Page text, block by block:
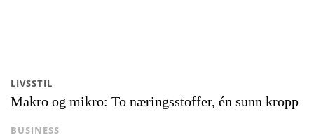
Makro og mikro: To næringsstoffer, én sunn kropp
LIVSSTIL
BUSINESS